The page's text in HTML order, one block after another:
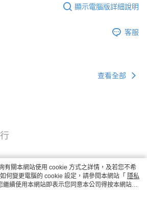
顯示電腦版詳細說明
客服
查看全部
有關本網站使用 cookie 方式之詳情，及若您不希
何變更電腦的 cookie 設定，請參閱本網站「 隱私
繼續使用本網站即表示您同意本公司得按本網站使
。